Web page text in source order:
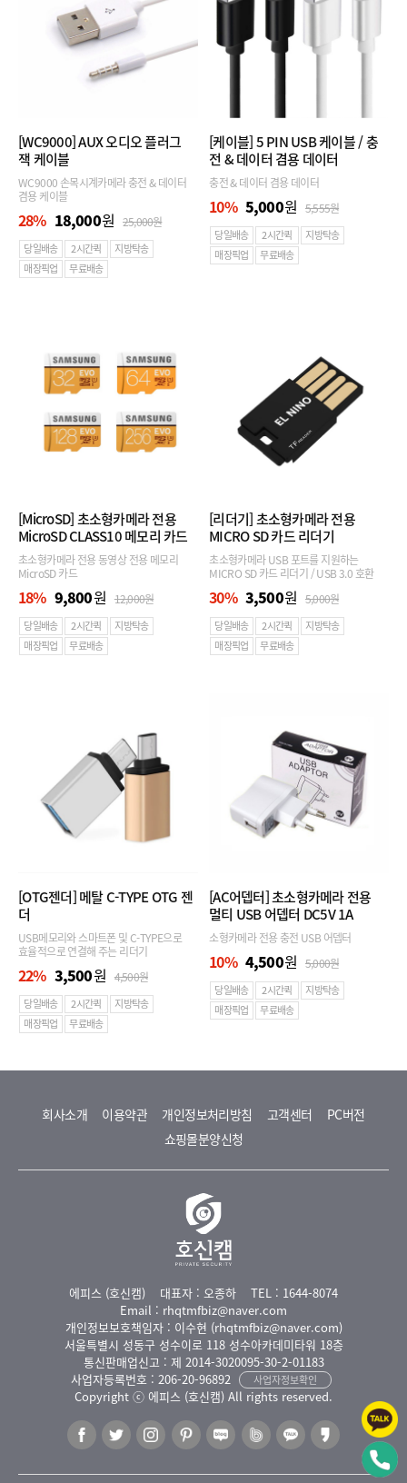
[WC9000]AUX 오디오 플러그
잭 케이블
WC9000 손목시계카메라 충전 & 데이터
겸용 케이블
28% 18,000원 25,000원
당일배송 2시간퀵
지방탁송
매장픽업
무료배송
[케이블]5 PIN USB 케이블 / 충
전 & 데이터 겸용 데이터
충전 & 데이터 겸용 데이터
10% 5,000원 5,555원
당일배송 2시간퀵
지방탁송
매장픽업
무료배송
[MicroSD]초소형카메라 전용
MicroSD CLASS10 메모리 카드
초소형카메라 전용 동영상 전용 메모리
MicroSD 카드
18% 9,800원 12,000원
당일배송 2시간퀵
지방탁송
매장픽업
무료배송
[리더기]초소형카메라 전용
MICRO SD 카드 리더기
초소형카메라 USB 포트를 지원하는
MICRO SD 카드 리더기 / USB 3.0 호환
30% 3,500원 5,000원
당일배송 2시간퀵
지방탁송
매장픽업
무료배송
[OTG젠더]메탈 C-TYPE OTG 젠
더
USB메모리와 스마트폰 및 C-TYPE으로
효율적으로 연결해 주는 리더기
22% 3,500원 4,500원
당일배송 2시간퀵
지방탁송
매장픽업
무료배송
[AC어뎁터]초소형카메라 전용
멀티 USB 어뎁터 DC5V 1A
소형카메라 전용 충전 USB 어뎁터
10% 4,500원 5,000원
당일배송 2시간퀵
지방탁송
매장픽업
무료배송
회사소개 이용약관 개인정보처리방침 고객센터
PC버전
쇼핑몰분양신청
에피스 (호신캠) 대표자 : 오종하
TEL : 1644-8074
Email : rhqtmfbiz@naver.com
개인정보보호책임자 : 이수현 (rhqtmfbiz@naver.com)
서울특별시 성동구 성수이로 118 성수아카데미타워 18층
통신판매업신고 : 제 2014-3020095-30-2-01183
사업자등록번호 : 206-20-96892
사업자정보확인
Copyright ⓒ 에피스 (호신캠) All rights reserved.